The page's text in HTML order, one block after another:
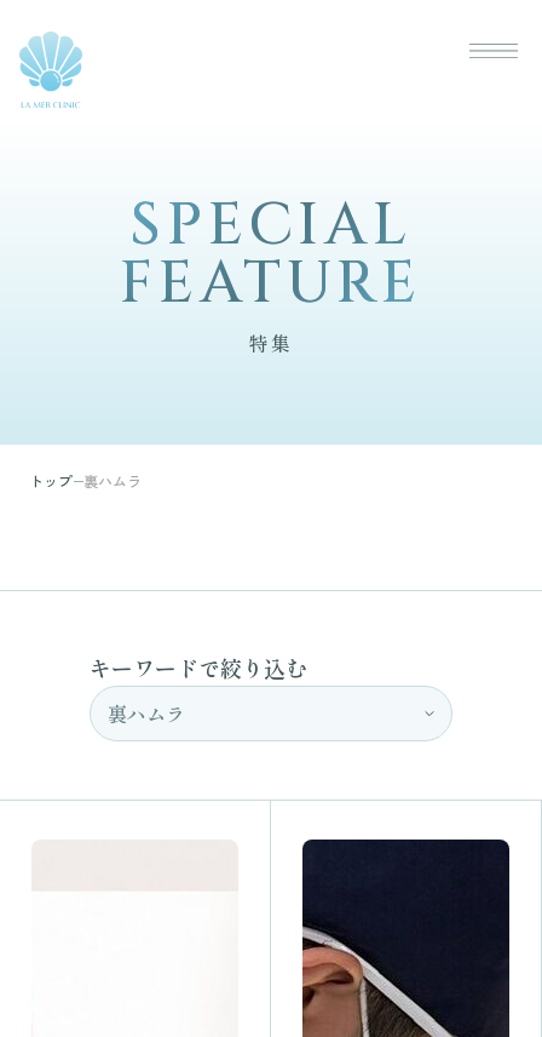
SPECIAL
FEATURE
SPECIAL
FEATURE
特集
トップ 裏ハムラ
キーワードで絞り込む